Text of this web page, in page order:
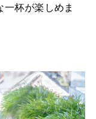
杯が楽しめま